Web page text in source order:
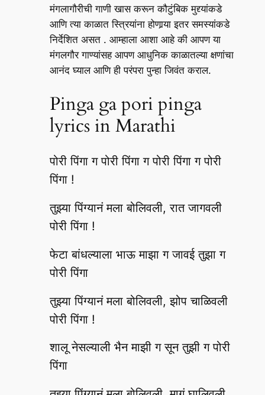
मंगलागौरीची गाणी खास करून कौटुंबिक मुद्द्यांकडे
आणि त्या काळात स्त्रियांना होणार्‍या इतर समस्यांकडे
निर्देशित असत . आम्हाला आशा आहे की आपण या
मंगलगौर गाण्यांसह आपण आधुनिक काळातल्या क्षणांचा
आनंद घ्याल आणि ही परंपरा पुन्हा जिवंत कराल.
Pinga ga pori pinga
lyrics in Marathi
पोरी पिंगा ग पोरी पिंगा ग पोरी पिंगा ग पोरी
पिंगा !
तुझ्या पिंग्यानं मला बोलिवली, रात जागवली
पोरी पिंगा !
फेटा बांधल्याला भाऊ माझा ग जावई तुझा ग
पोरी पिंगा
तुझ्या पिंग्यानं मला बोलिवली, झोप चाळिवली
पोरी पिंगा !
शालू नेसल्याली भैन माझी ग सून तुझी ग पोरी
पिंगा